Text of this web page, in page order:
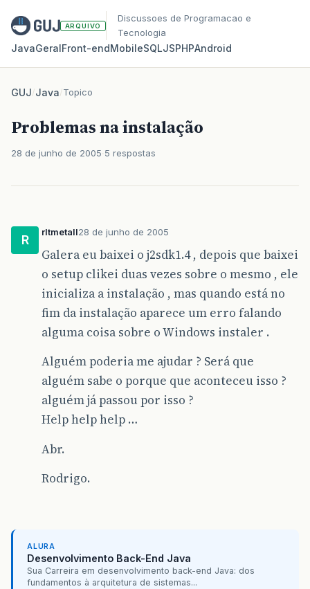
ARQUIVO
Discussoes de Programacao e
Tecnologia
JavaGeralFront‑endMobileSQLJSPHPAndroid
GUJ/Java/Topico
Problemas na instalação
28 de junho de 2005 5 respostas
R
rltmetall28 de junho de 2005
Galera eu baixei o j2sdk1.4 , depois que baixei
o setup clikei duas vezes sobre o mesmo , ele
inicializa a instalação , mas quando está no
fim da instalação aparece um erro falando
alguma coisa sobre o Windows instaler .
Alguém poderia me ajudar ? Será que
alguém sabe o porque que aconteceu isso ?
alguém já passou por isso ?
Help help help …
Abr.
Rodrigo.
ALURA
Desenvolvimento Back-End Java
Sua Carreira em desenvolvimento back-end Java: dos
fundamentos à arquitetura de sistemas...